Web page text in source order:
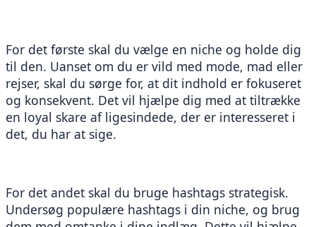
For det første skal du vælge en niche og holde dig
til den. Uanset om du er vild med mode, mad eller
rejser, skal du sørge for, at dit indhold er fokuseret
og konsekvent. Det vil hjælpe dig med at tiltrække
en loyal skare af ligesindede, der er interesseret i
det, du har at sige.
For det andet skal du bruge hashtags strategisk.
Undersøg populære hashtags i din niche, og brug